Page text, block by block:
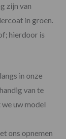
zijn van
in groen.
hierdoor is
in onze
van te
uw model
ons opnemen